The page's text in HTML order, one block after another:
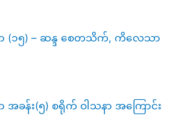
(၁၅) – ဆန္ဒ စေတသိက်, ကိလေသာ
ခန်း(၅) စရိုက် ဝါသနာ အကြောင်း